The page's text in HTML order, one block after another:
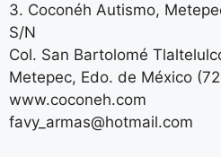
3. Coconéh Autismo,
S/N
Col. San Bartolomé
Metepec, Edo. de México
www.coconeh.com
favy_armas@hotmail.com